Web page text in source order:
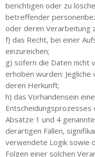
berichtigen oder zu
betreffender
oder deren Verarbeitung
f) das Recht, bei einer
einzureichen;
g) sofern die Daten nicht
erhoben wurden:
deren Herkunft;
h) das Vorhandensein
Entscheidungsprozesses
Absätze 1 und 4
derartigen Fällen,
verwendete Logik sowie
Folgen einer solchen